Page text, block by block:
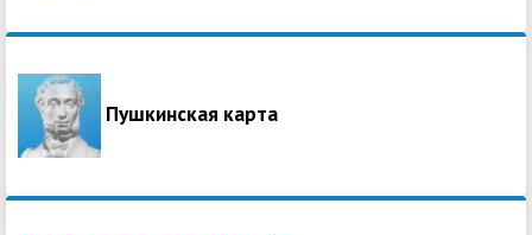
Пушкинская карта